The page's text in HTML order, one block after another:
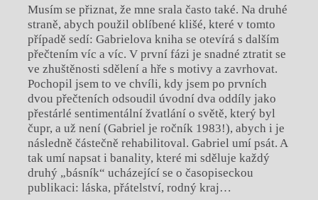
Musím se přiznat, že mne srala často také. Na druhé
straně, abych použil oblíbené klišé, které v tomto
případě sedí: Gabrielova kniha se otevírá s dalším
přečtením víc a víc. V první fázi je snadné ztratit se
ve zhuštěnosti sdělení a hře s motivy a zavrhovat.
Pochopil jsem to ve chvíli, kdy jsem po prvních
dvou přečteních odsoudil úvodní dva oddíly jako
přestárlé sentimentální žvatlání o světě, který byl
čupr, a už není (Gabriel je ročník 1983!), abych i je
následně částečně rehabilitoval. Gabriel umí psát. A
tak umí napsat i banality, které mi sděluje každý
druhý „básník“ ucházející se o časopiseckou
publikaci: láska, přátelství, rodný kraj…